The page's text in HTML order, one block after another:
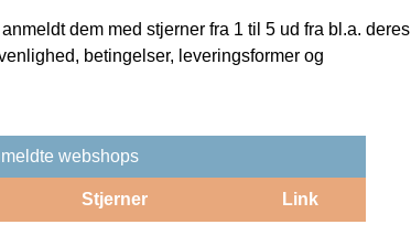
dem med stjerner fra 1 til 5 ud fra bl.a. deres
betingelser, leveringsformer og
webshops
Stjerner Link